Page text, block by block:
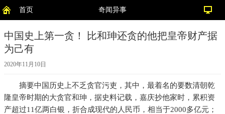
首页 奇闻异事
中国史上第一贪！ 比和珅还贪的他把皇帝财产据
为己有
2020年11月10日
摘要中国历史上不乏贪官污吏，其中，最着名的要数清朝乾
隆皇帝时期的大贪官和珅，据史料记载，嘉庆抄他家时，累积资
产超过11亿两白银，折合成现代的人民币，相当于2000多亿元；